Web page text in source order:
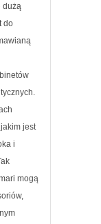
dużą
do
jest
i
mogą